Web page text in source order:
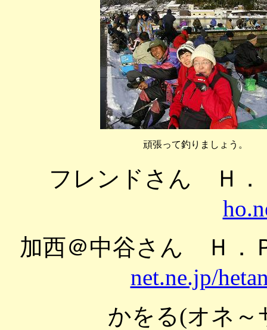
頑張って釣りましょう。
フレンドさん
加西＠中谷さん
net.ne.jp/
かをる(オ